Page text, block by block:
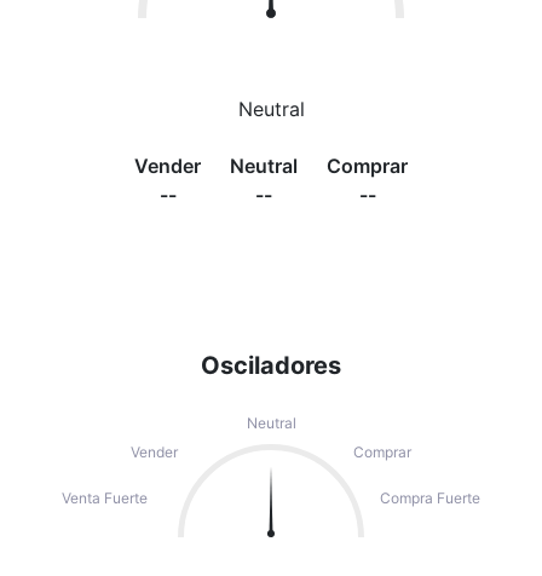
Osciladores
Neutral
Vender
Comprar
Venta Fuerte Compra Fuerte
Neutral
Vender
--
Neutral
--
Comprar
--